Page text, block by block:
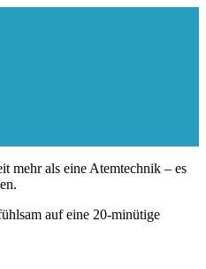
mehr als eine Atemtechnik – es
auf eine 20-minütige